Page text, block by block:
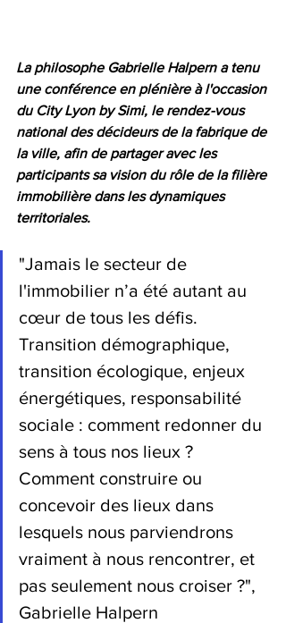
La philosophe Gabrielle Halpern a tenu
une conférence en plénière à l'occasion
du City Lyon by Simi, le rendez-vous
national des décideurs de la fabrique de
la ville, afin de partager avec les
participants sa vision du rôle de la filière
immobilière dans les dynamiques
territoriales.
"Jamais le secteur de
l'immobilier n’a été autant au
cœur de tous les défis.
Transition démographique,
transition écologique, enjeux
énergétiques, responsabilité
sociale : comment redonner du
sens à tous nos lieux ?
Comment construire ou
concevoir des lieux dans
lesquels nous parviendrons
vraiment à nous rencontrer, et
pas seulement nous croiser ?",
Gabrielle Halpern